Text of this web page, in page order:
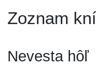
Zoznam
Nevesta hôľ